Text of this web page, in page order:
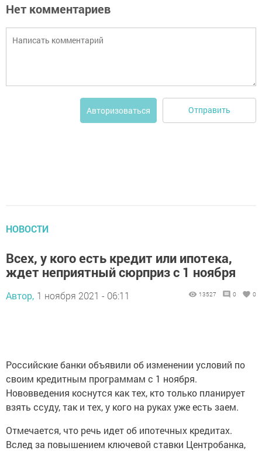
Нет комментариев
Авторизоваться Отправить
НОВОСТИ
Всех, у кого есть кредит или ипотека,
ждет неприятный сюрприз с 1 ноября
Автор, 1 ноября 2021 - 06:11 13527 0 0
Российские банки объявили об изменении условий по
своим кредитным программам с 1 ноября.
Нововведения коснутся как тех, кто только планирует
взять ссуду, так и тех, у кого на руках уже есть заем.
Отмечается, что речь идет об ипотечных кредитах.
Вслед за повышением ключевой ставки Центробанка,